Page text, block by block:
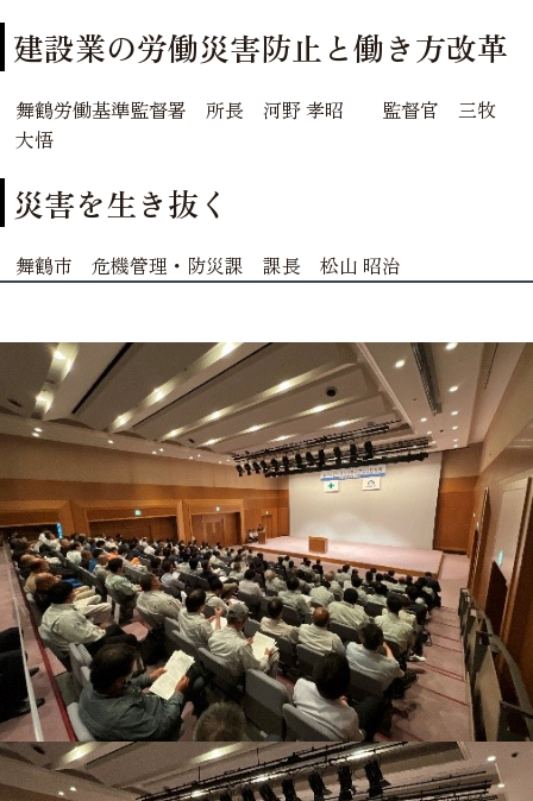
建設業の労働災害防止と働き方改革
舞鶴労働基準監督署 所長 河野 孝昭 監督官 三牧
大悟
災害を生き抜く
舞鶴市 危機管理・防災課 課長 松山 昭治